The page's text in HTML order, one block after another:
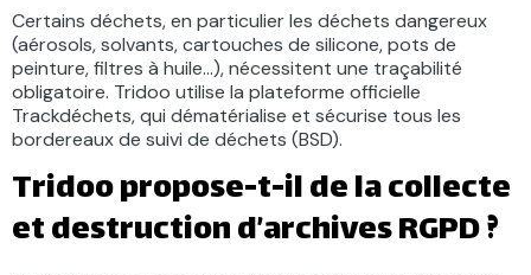
Certains déchets, en particulier les déchets dangereux
(aérosols, solvants, cartouches de silicone, pots de
peinture, filtres à huile…), nécessitent une traçabilité
obligatoire. Tridoo utilise la plateforme officielle
Trackdéchets, qui dématérialise et sécurise tous les
bordereaux de suivi de déchets (BSD).
Tridoo propose-t-il de la collecte
et destruction d’archives RGPD ?